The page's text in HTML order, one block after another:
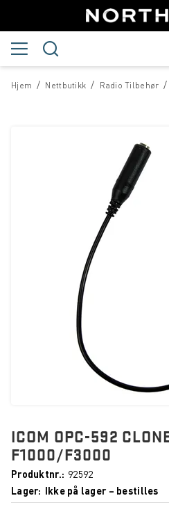
/
Hjem /
Nettbutikk /
Radio Tilbehør
ICOM OPC-592
F1000/F3000
Produktnr.
92592
Lager
Ikke på lager – bestilles